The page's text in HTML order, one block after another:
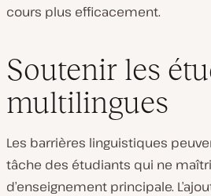
cours plus efficacement.
Soutenir les
multilingues
Les barrières linguistiques
tâche des étudiants qui ne
d’enseignement principale.